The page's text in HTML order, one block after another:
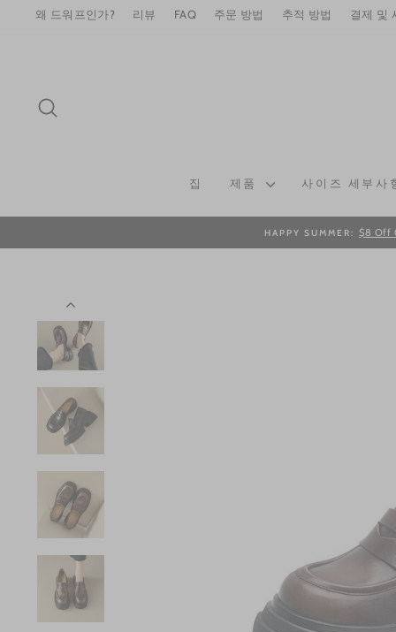
왜 드워프인가? 리뷰 FAQ 주문 방법 추적 방법 결제 및
집 제품 사이즈 세부사
HAPPY SUMMER: $8 Off